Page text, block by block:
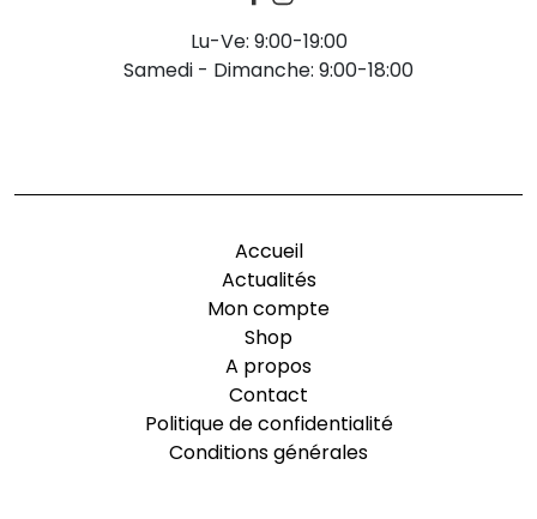
Lu-Ve: 9:00-19:00
Samedi - Dimanche: 9:00-18:00
Accueil
Actualités
Mon compte
Shop
A propos
Contact
Politique de confidentialité
Conditions générales